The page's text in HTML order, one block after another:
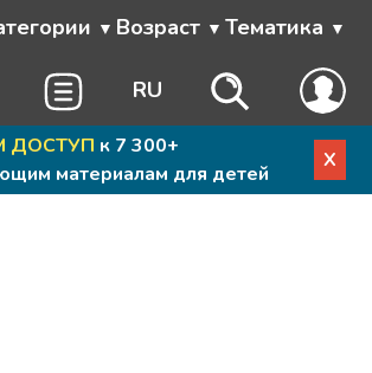
Возраст Тематика
RU
ДОСТУП к 7 300+
материалам для детей
X